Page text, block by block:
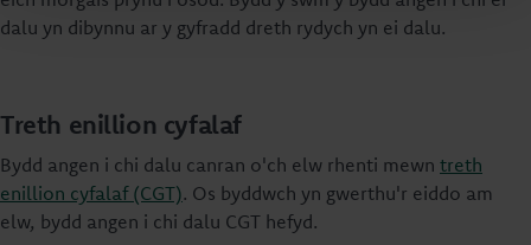
dalu yn dibynnu ar y gyfradd dreth rydych yn ei dalu.
Treth enillion cyfalaf
Bydd angen i chi dalu canran o'ch elw rhenti mewn treth
enillion cyfalaf (CGT). Os byddwch yn gwerthu'r eiddo am
elw, bydd angen i chi dalu CGT hefyd.